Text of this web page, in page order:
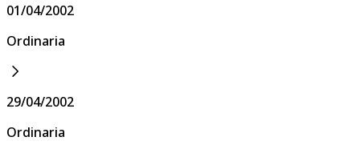
01/04/2002
Ordinaria
29/04/2002
Ordinaria